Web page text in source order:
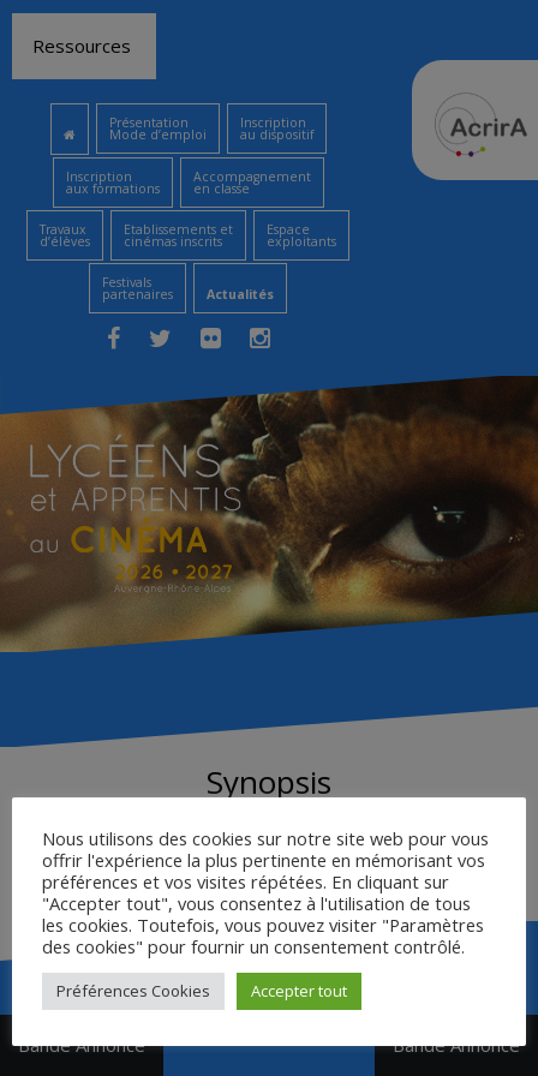
contenu
Ressources
Présentation
Mode d’emploi
Inscription
au dispositif
Inscription
aux formations
Accompagnement
en classe
Travaux
d’élèves
Etablissements et
cinémas inscrits
Espace
exploitants
Festivals
partenaires Actualités
Synopsis
À Moscou, en 1941, le guerre vient brutalement séparer
deux jeunes amoureux sur le point de se marier.
Navigation
Bande Annonce Bande Annonce
Nous utilisons des cookies sur notre site web pour vous
offrir l'expérience la plus pertinente en mémorisant vos
préférences et vos visites répétées. En cliquant sur
"Accepter tout", vous consentez à l'utilisation de tous
les cookies. Toutefois, vous pouvez visiter "Paramètres
des cookies" pour fournir un consentement contrôlé.
Préférences Cookies Accepter tout